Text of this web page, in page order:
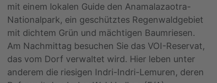
mit einem lokalen Guide den Anamalazaotra-
Nationalpark, ein geschütztes Regenwaldgebiet
mit dichtem Grün und mächtigen Baumriesen.
Am Nachmittag besuchen Sie das VOI-Reservat,
das vom Dorf verwaltet wird. Hier leben unter
anderem die riesigen Indri-Indri-Lemuren, deren